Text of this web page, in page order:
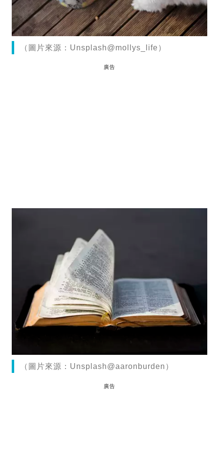
（圖片來源：Unsplash@mollys_life）
廣告
（圖片來源：Unsplash@aaronburden）
廣告